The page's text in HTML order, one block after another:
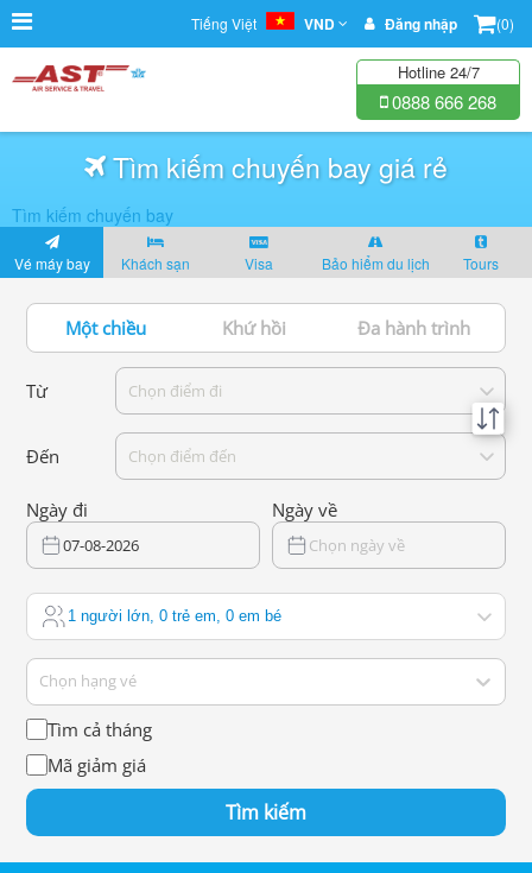
Tiếng Việt VND Đăng nhập (0)
Hotline 24/7
0888 666 268
Tìm kiếm chuyến bay giá rẻ
Tìm kiếm chuyến bay
Vé máy bay Khách sạn Visa Bảo hiểm du lịch Tours
Một chiều Khứ hồi Đa hành trình
Từ Chọn điểm đi
Đến Chọn điểm đến
Ngày đi
07-08-2026
Ngày về
Chọn ngày về
1 người lớn, 0 trẻ em, 0 em bé
Chọn hạng vé
Tìm cả tháng
Mã giảm giá
Tìm kiếm